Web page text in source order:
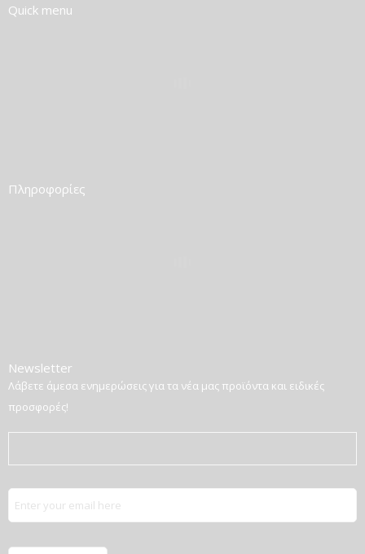
Quick menu
Πληροφορίες
Newsletter
Λάβετε άμεσα ενημερώσεις για τα νέα μας προϊόντα και ειδικές
προσφορές!